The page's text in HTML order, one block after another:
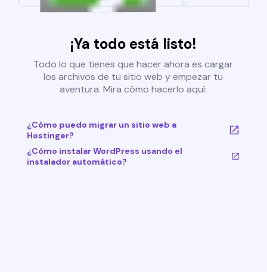
¡Ya todo está listo!
Todo lo que tienes que hacer ahora es cargar
los archivos de tu sitio web y empezar tu
aventura. Mira cómo hacerlo aquí:
¿Cómo puedo migrar un sitio web a
Hostinger?
¿Cómo instalar WordPress usando el
instalador automático?